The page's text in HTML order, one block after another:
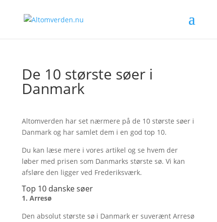
De 10 største søer i
Danmark
Altomverden har set nærmere på de 10 største søer i
Danmark og har samlet dem i en god top 10.
Du kan læse mere i vores artikel og se hvem der
løber med prisen som Danmarks største sø. Vi kan
afsløre den ligger ved Frederiksværk.
Top 10 danske søer
1. Arresø
Den absolut største sø i Danmark er suverænt Arresø
Læs mere Okay, mange tak!